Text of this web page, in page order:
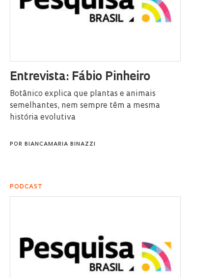
Entrevista: Fábio Pinheiro
Botânico explica que plantas e animais
semelhantes, nem sempre têm a mesma
história evolutiva
POR BIANCAMARIA BINAZZI
PODCAST